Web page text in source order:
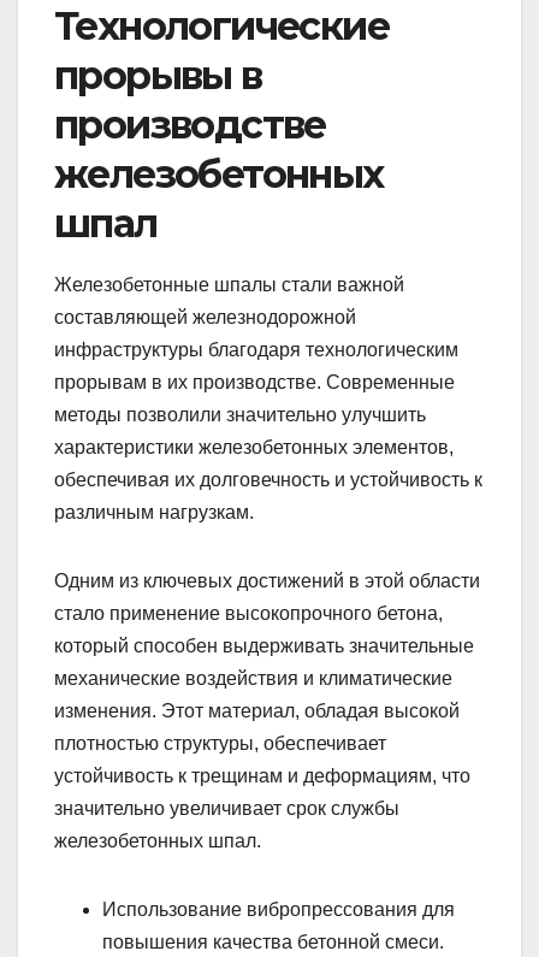
Технологические
прорывы в
производстве
железобетонных
шпал
Железобетонные шпалы стали важной
составляющей железнодорожной
инфраструктуры благодаря технологическим
прорывам в их производстве. Современные
методы позволили значительно улучшить
характеристики железобетонных элементов,
обеспечивая их долговечность и устойчивость к
различным нагрузкам.
Одним из ключевых достижений в этой области
стало применение высокопрочного бетона,
который способен выдерживать значительные
механические воздействия и климатические
изменения. Этот материал, обладая высокой
плотностью структуры, обеспечивает
устойчивость к трещинам и деформациям, что
значительно увеличивает срок службы
железобетонных шпал.
Использование вибропрессования для
повышения качества бетонной смеси.